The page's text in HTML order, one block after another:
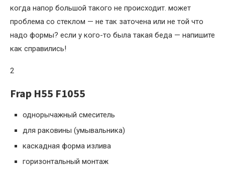
когда напор большой такого не происходит. может
проблема со стеклом — не так заточена или не той что
надо формы? если у кого-то была такая беда — напишите
как справились!
2
Frap H55 F1055
однорычажный смеситель
для раковины (умывальника)
каскадная форма излива
горизонтальный монтаж